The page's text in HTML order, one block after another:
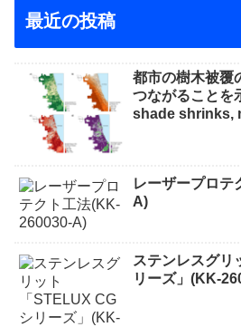
最近の投稿
都市の樹木被覆
つながること
shade shrinks,
レーザープロテ
A)
ステンレスグリ
リーズ」(KK-